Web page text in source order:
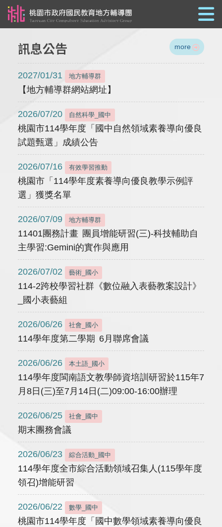
訊息公告 more
2027/01/31 地方輔導群
【地方輔導群網站網址】
2026/07/20 自然科學_國中
桃園市114學年度「國中自然領域素養導向優良
試題甄選」成績公告
2026/07/16 有效學習推動
桃園市「114學年度素養導向優良教學示例評
選」獲獎名單
2026/07/09 地方輔導群
11401團務計畫 團員增能研習(三)-科技輔助自
主學習:Gemini的實作與應用
2026/07/02 藝術_國小
114-2跨校學習社群《數位融入表藝教案設計》
_國小表藝組
2026/06/26 社會_國小
114學年度第二學期 6月聯席會議
2026/06/26 本土語_國小
114學年度閩南語文教學師資培訓研習於115年7
月8日(三)至7月14日(二)09:00-16:00辦理
2026/06/25 社會_國中
期末團務會議
2026/06/23 綜合活動_國中
114學年度全市綜合活動領域召集人(115學年度
領召)增能研習
2026/06/22 數學_國中
桃園市114學年度「國中數學領域素養導向優良